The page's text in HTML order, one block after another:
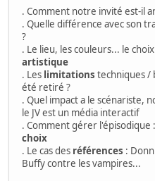
. Comment notre invité est-il
. Quelle différence avec son
?
. Le lieu, les couleurs... le
artistique
. Les limitations techniques /
été retiré ?
. Quel impact a le scénariste,
le JV est un média interactif
. Comment gérer l'épisodique
choix
. Le cas des références :
Buffy contre les vampires...